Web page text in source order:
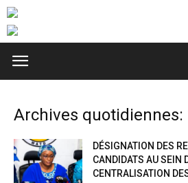
Archives quotidiennes:
DÉSIGNATION DES
CANDIDATS AU SEIN
CENTRALISATION